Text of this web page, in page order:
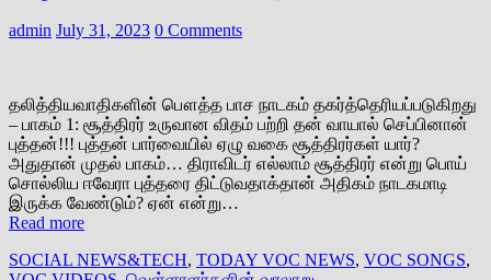
admin July 31, 2023 0 Comments
தலித்தியவாதிகளின் பௌத்த பாச நாடகம் தகர்த்தெரியப்படுகிறது
– பாகம் 1: சூத்திரர் உருவான விதம் பற்றி தன் வாயால் செப்பினான்
புத்தன்!!! புத்தன் பார்வையில் ஏழு வகை சூத்திரர்கள் யார்?
அதுதான் முதல் பாகம்… திராவிடர் எல்லாம் சூத்திரர் என்று பொய்
சொல்லிய ஈவேரா புத்தரை திட்டுவதாக்தான் அதிகம் நாடகமாடி
இருக்க வேண்டும்? ஏன் என்று…
Read more
SOCIAL NEWS&TECH, TODAY VOC NEWS, VOC SONGS,